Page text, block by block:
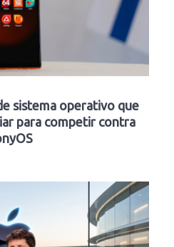
sistema operativo que
para competir contra